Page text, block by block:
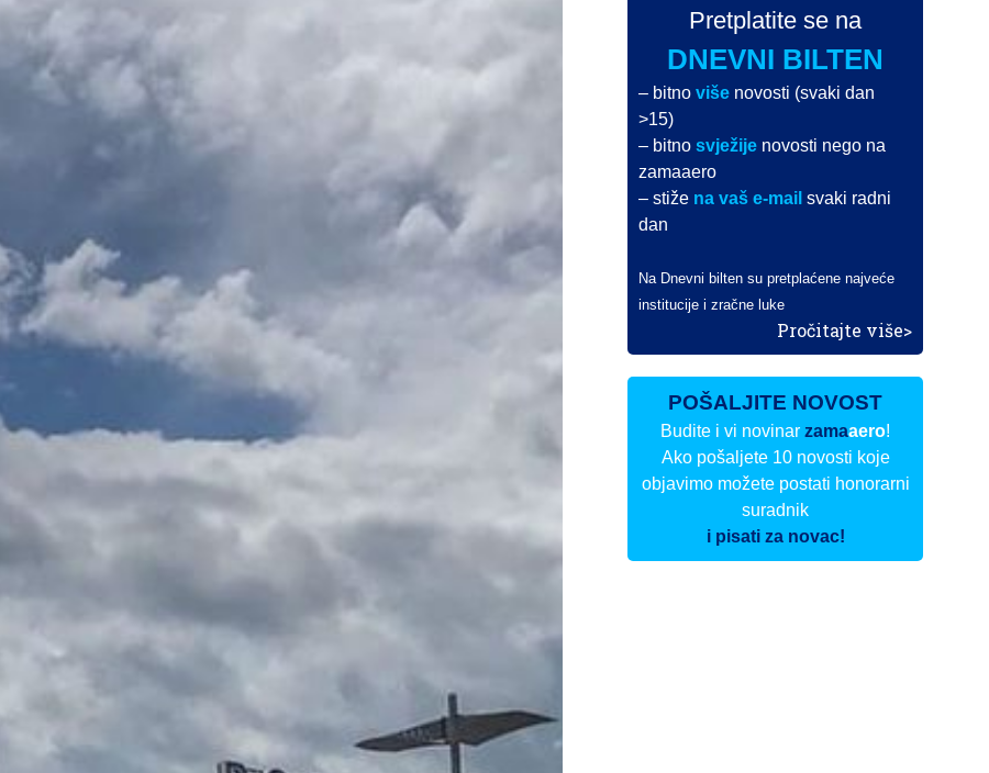
Pretplatite se na
DNEVNI BILTEN
– bitnoviše novosti (svaki dan
>15)
– bitnosvježije novosti nego na
zamaaero
– stiže na vaš e-mail svaki radni
dan
Na Dnevni bilten su pretplaćene najveće
institucije i zračne luke
Pročitajte više>
POŠALJITE NOVOST
Budite i vi novinarzamaaero!
Ako pošaljete 10 novosti koje
objavimo možete postati honorarni
suradnik
i pisati za novac!